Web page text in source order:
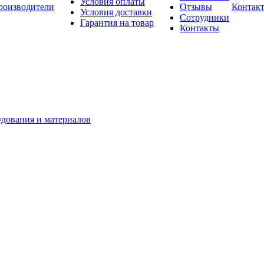
Условия доставки
Гарантия на товар
Отзывы
Сотрудники
Контакты